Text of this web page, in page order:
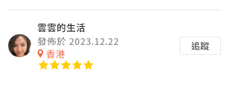
雲雲的生活
發佈於 2023.12.22
香港
追蹤